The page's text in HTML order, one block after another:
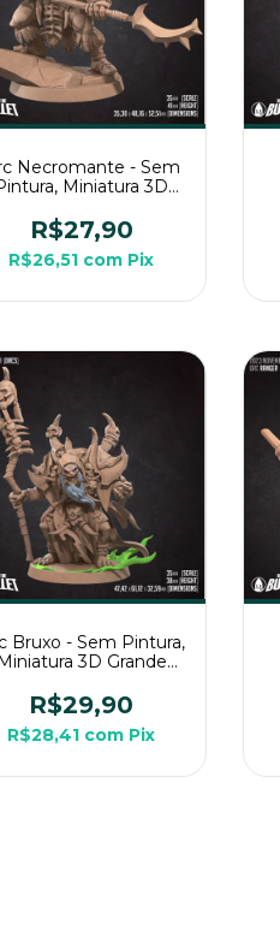
Necromante - Sem
Miniatura 3D
Mesa
R$27,90
R$26,51 com Pix
Bruxo - Sem Pintura,
3D Grande
R$29,90
R$28,41 com Pix